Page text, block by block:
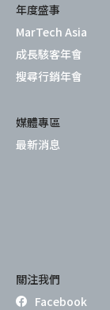
年度盛事
MarTech Asia
成長駭客年會
搜尋行銷年會
媒體專區
最新消息
關注我們
Facebook